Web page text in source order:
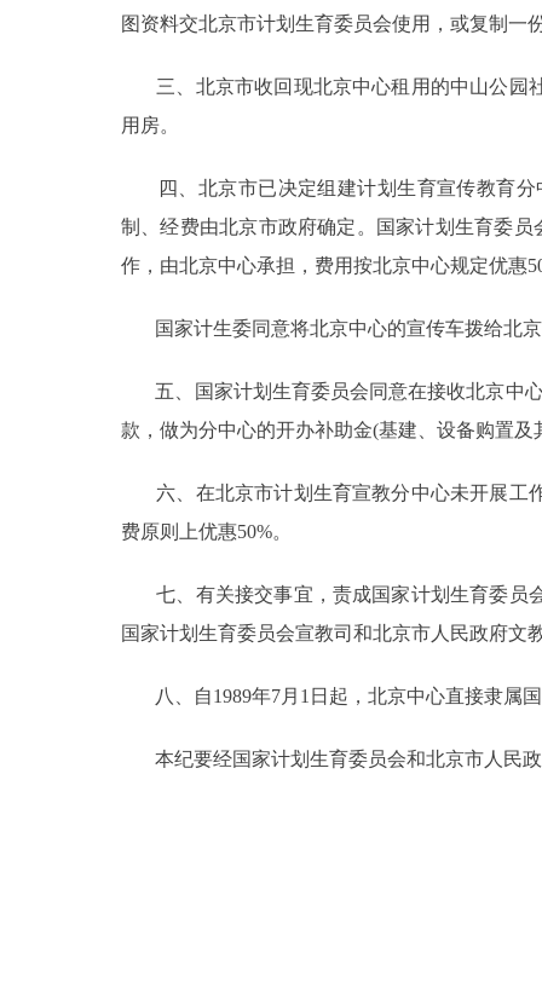
多语种
ENGLISH
ESPAÑOL
ITALIANO
图资料交北京市计划生育委员会使用，或复制一
三、北京市收回现北京中心租用的中山公园
用房。
四、北京市已决定组建计划生育宣传教育分
制、经费由北京市政府确定。国家计划生育委
作，由北京中心承担，费用按北京中心规定优惠
国家计生委同意将北京中心的宣传车拨给北
五、国家计划生育委员会同意在接收北京中心
款，做为分中心的开办补助金(基建、设备购置及
六、在北京市计划生育宣教分中心未开展工
费原则上优惠50%。
七、有关接交事宜，责成国家计划生育委员
国家计划生育委员会宣教司和北京市人民政府文
八、自1989年7月1日起，北京中心直接隶属
本纪要经国家计划生育委员会和北京市人民